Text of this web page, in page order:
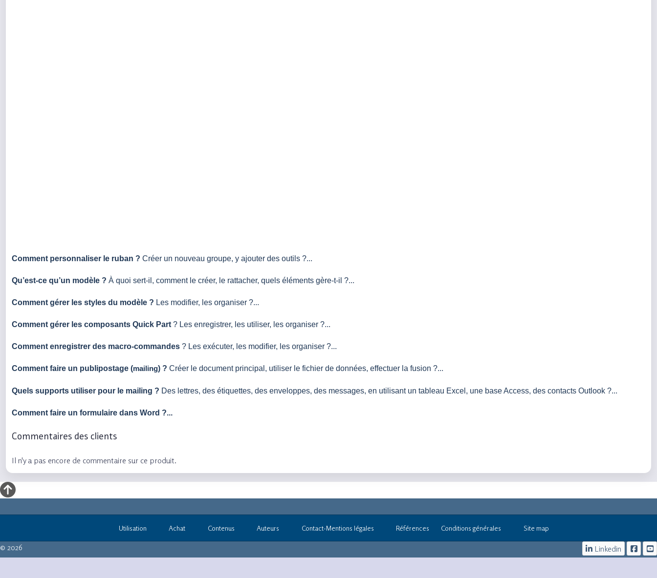
Comment personnaliser le ruban ? Créer un nouveau groupe, y ajouter des outils ?...
Qu’est-ce qu’un modèle ? À quoi sert-il, comment le créer, le rattacher, quels éléments gère-t-il ?...
Comment gérer les styles du modèle ? Les modifier, les organiser ?...
Comment gérer les composants Quick Part ? Les enregistrer, les utiliser, les organiser ?...
Comment enregistrer des macro-commandes ? Les exécuter, les modifier, les organiser ?...
Comment faire un publipostage (mailing) ? Créer le document principal, utiliser le fichier de données, effectuer la fusion ?...
Quels supports utiliser pour le mailing ? Des lettres, des étiquettes, des enveloppes, des messages, en utilisant un tableau Excel, une base Access, des contacts Outlook ?...
Comment faire un formulaire dans Word ?...
Commentaires des clients
Il n'y a pas encore de commentaire sur ce produit.
Utilisation Achat Contenus Auteurs Contact-Mentions légales Références Conditions générales Site map
© 2026 Linkedin